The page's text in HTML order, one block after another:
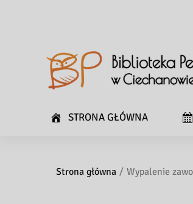
STRONA GŁÓWNA
Strona główna Wypalenie